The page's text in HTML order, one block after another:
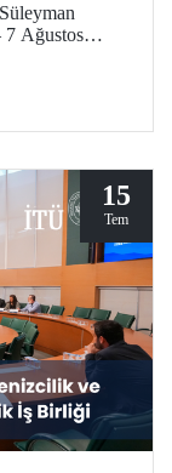
7 Ağustos
15
Tem